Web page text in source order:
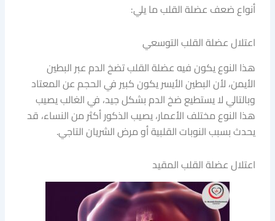
أنواع ضعف عضلة القلب ما يلي:
اعتلال عضلة القلب التوسعي
هذا النوع يكون فيه عضلة القلب تضخ الدم عبر البطين
الأيمن، لأن البطين الأيسر يكون كبير في الحجم عن المعتاد
وبالتالي لا يستطيع ضخ الدم بشكل جيد، في الغالب يصيب
هذا النوع مختلف الأعمار، يصيب الذكور أكثر من النساء، قد
يحدث بسبب النوبات القلبية أو مرض الشريان التاجي.
اعتلال عضلة القلب المقيد